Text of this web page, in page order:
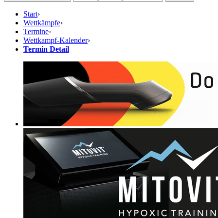
Start›
Wettkämpfe›
Termine›
Wettkampf-Kalender›
Termin Detail